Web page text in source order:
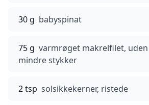
30 g babyspinat
75 g varmrøget makrelfilet,
mindre stykker
2 tsp solsikkekerner, ristede